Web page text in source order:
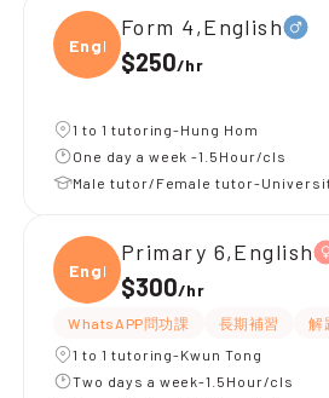
Engli
Form 4,English
$250/hr
1 to 1 tutoring-Hung Hom
One day a week -1.5Hour/cls
Male tutor/Female tutor-
Engli
Primary 6,English
$300/hr
WhatsAPP問功課 長期補習 解
1 to 1 tutoring-Kwun Tong
Two days a week-1.5Hour/cls